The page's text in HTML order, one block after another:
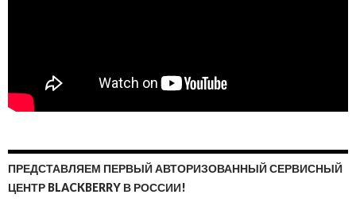
ПРЕДСТАВЛЯЕМ ПЕРВЫЙ АВТОРИЗОВАННЫЙ СЕРВИСНЫЙ
ЦЕНТР BLACKBERRY В РОССИИ!